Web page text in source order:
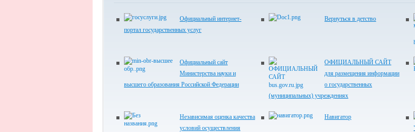
Официальный интернет-
портал государственных услуг
Вернуться в детство
Официальный сайт
Министерства науки и
высшего образования Российской Федерации
ОФИЦИАЛЬНЫЙ САЙТ
для размещения информации
о государственных
(муниципальных) учреждениях
Независимая оценка качества
условий осуществления
Навигатор